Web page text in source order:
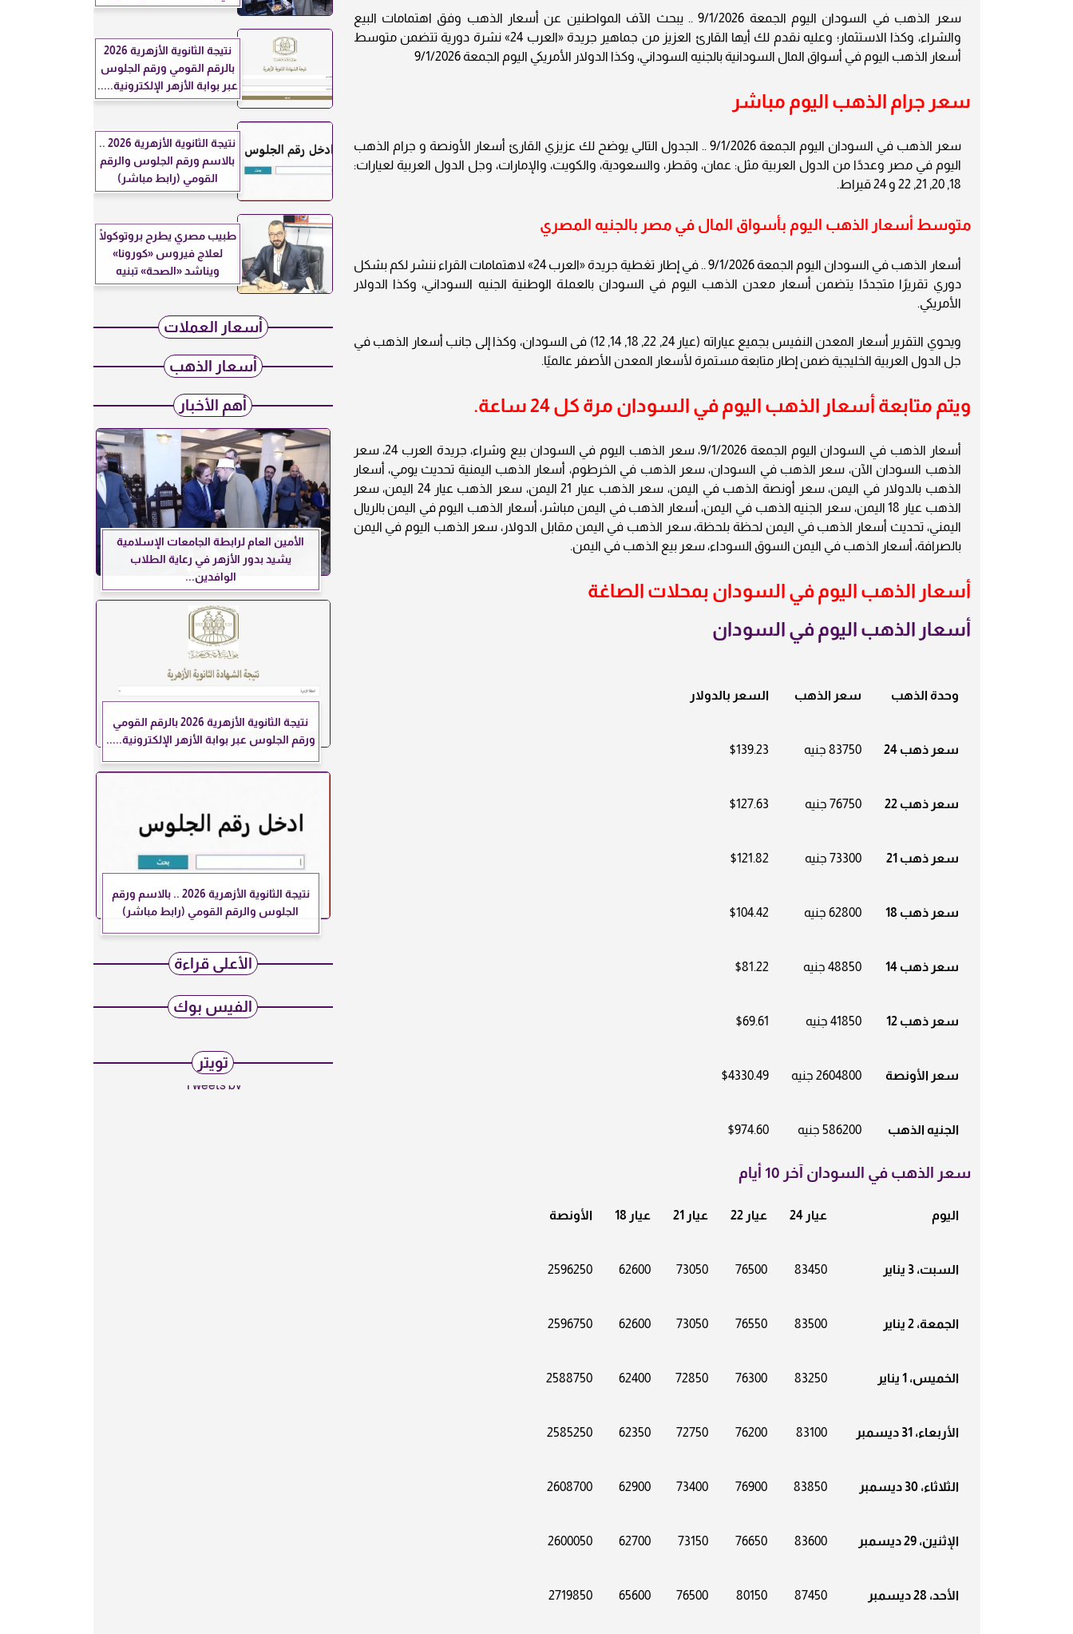
سعر الذهب في السودان اليوم الجمعة 9/1/2026 .. يبحث الآف المواطنين عن أسعار الذهب وفق اهتمامات البيع
والشراء، وكذا الاستثمار؛ وعليه نقدم لك أيها القارئ العزيز من جماهير جريدة «العرب 24» نشرة دورية تتضمن متوسط
أسعار الذهب اليوم في أسواق المال السودانية بالجنيه السوداني، وكذا الدولار الأمريكي اليوم الجمعة 9/1/2026
سعر جرام الذهب اليوم مباشر
سعر الذهب في السودان اليوم الجمعة 9/1/2026 .. الجدول التالي يوضح لك عزيزي القارئ أسعار الأونصة و جرام الذهب
اليوم في مصر وعددًا من الدول العربية مثل: عمان، وقطر، والسعودية، والكويت، والإمارات، وجل الدول العربية لعيارات:
18, 20, 21, 22 و 24 قيراط.
متوسط أسعار الذهب اليوم بأسواق المال في مصر بالجنيه المصري
أسعار الذهب في السودان اليوم الجمعة 9/1/2026 .. في إطار تغطية جريدة «العرب 24» لاهتمامات القراء ننشر لكم بشكل
دوري تقريرًا متجددًا يتضمن أسعار معدن الذهب اليوم في السودان بالعملة الوطنية الجنيه السوداني، وكذا الدولار
الأمريكي.
ويحوي التقرير أسعار المعدن النفيس بجميع عياراته (عيار 24, 22, 18, 14, 12) فى السودان، وكذا إلى جانب أسعار الذهب في
جل الدول العربية الخليجية ضمن إطار متابعة مستمرة لأسعار المعدن الأصفر عالميًا.
ويتم متابعة أسعار الذهب اليوم في السودان مرة كل 24 ساعة.
أسعار الذهب في السودان اليوم الجمعة 9/1/2026، سعر الذهب اليوم في السودان بيع وشراء، جريدة العرب 24، سعر
الذهب السودان الآن، سعر الذهب في السودان، سعر الذهب في الخرطوم، أسعار الذهب اليمنية تحديث يومي، أسعار
الذهب بالدولار في اليمن، سعر أونصة الذهب في اليمن، سعر الذهب عيار 21 اليمن، سعر الذهب عيار 24 اليمن، سعر
الذهب عيار 18 اليمن، سعر الجنيه الذهب في اليمن، أسعار الذهب في اليمن مباشر، أسعار الذهب اليوم في اليمن بالريال
اليمني، تحديث أسعار الذهب في اليمن لحظة بلحظة، سعر الذهب في اليمن مقابل الدولار، سعر الذهب اليوم في اليمن
بالصرافة، أسعار الذهب في اليمن السوق السوداء، سعر بيع الذهب في اليمن.
أسعار الذهب اليوم في السودان بمحلات الصاغة
أسعار الذهب اليوم في السودان
وحدة الذهب سعر الذهب السعر بالدولار
سعر ذهب 24 83750 جنيه $139.23
سعر ذهب 22 76750 جنيه $127.63
سعر ذهب 21 73300 جنيه $121.82
سعر ذهب 18 62800 جنيه $104.42
سعر ذهب 14 48850 جنيه $81.22
سعر ذهب 12 41850 جنيه $69.61
سعر الأونصة 2604800 جنيه $4330.49
الجنيه الذهب 586200 جنيه $974.60
سعر الذهب في السودان آخر 10 أيام
اليوم عيار 24 عيار 22 عيار 21 عيار 18 الأونصة
السبت، 3 يناير 83450
76500
73050
62600
2596250
الجمعة، 2 يناير 83500
76550
73050
62600
2596750
الخميس، 1 يناير 83250
76300
72850
62400
2588750
الأربعاء، 31 ديسمبر 83100
76200
72750
62350
2585250
الثلاثاء، 30 ديسمبر 83850
76900
73400
62900
2608700
الإثنين، 29 ديسمبر 83600
76650
73150
62700
2600050
الأحد، 28 ديسمبر 87450
80150
76500
65600
2719850
نتيجة الثانوية الأزهرية 2026
بالرقم القومي ورقم الجلوس
عبر بوابة الأزهر الإلكترونية.....
نتيجة الثانوية الأزهرية 2026 ..
بالاسم ورقم الجلوس والرقم
القومي (رابط مباشر)
طبيب مصري يطرح بروتوكولًا
لعلاج فيروس «كورونا»
ويناشد «الصحة» تبنيه
أسعار العملات
أسعار الذهب
أهم الأخبار
الأمين العام لرابطة الجامعات الإسلامية
يشيد بدور الأزهر في رعاية الطلاب
الوافدين...
نتيجة الثانوية الأزهرية 2026 بالرقم القومي
ورقم الجلوس عبر بوابة الأزهر الإلكترونية.....
نتيجة الثانوية الأزهرية 2026 .. بالاسم ورقم
الجلوس والرقم القومي (رابط مباشر)
الأعلى قراءة
الفيس بوك
تويتر
Tweets by